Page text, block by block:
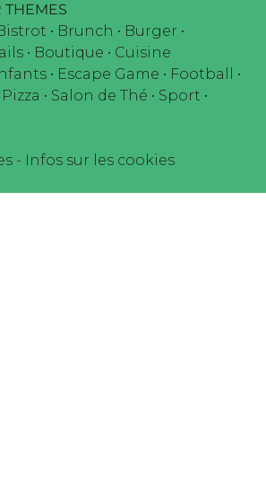
THEMES
• Brunch • Burger •
• Boutique • Cuisine
• Escape Game • Football
•
Pizza • Salon de Thé • Sport •
- Infos sur les cookies